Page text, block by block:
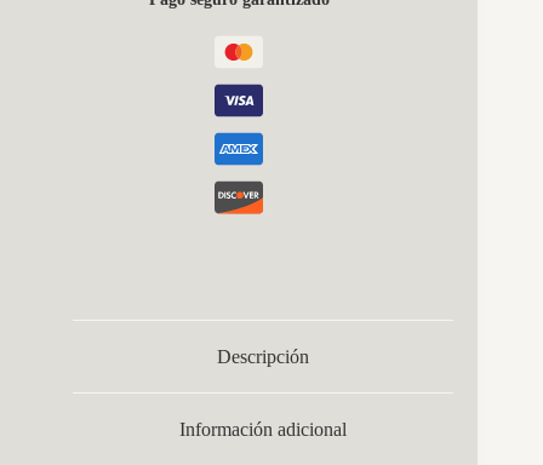
Descripción
Información adicional